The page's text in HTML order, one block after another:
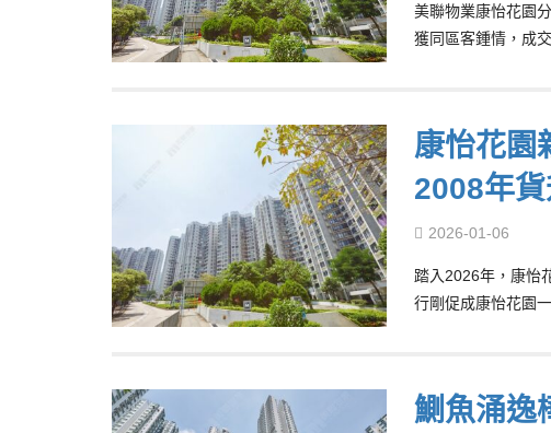
美聯物業康怡花園
獲同區客鍾情，成
康怡花園
2008年
2026-01-06
踏入2026年，康怡
行剛促成康怡花園
鰂魚涌逸